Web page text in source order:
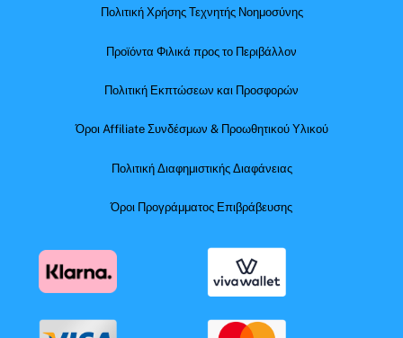
Πολιτική Χρήσης Τεχνητής Νοημοσύνης
Προϊόντα Φιλικά προς το Περιβάλλον
Πολιτική Εκπτώσεων και Προσφορών
Όροι Affiliate Συνδέσμων & Προωθητικού Υλικού
Πολιτική Διαφημιστικής Διαφάνειας
Όροι Προγράμματος Επιβράβευσης